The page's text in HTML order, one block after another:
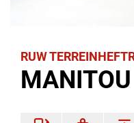
RUW